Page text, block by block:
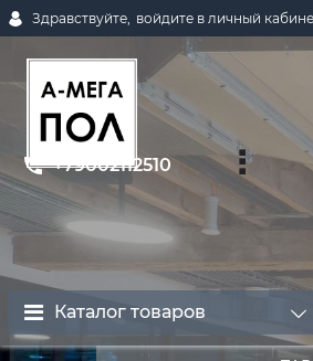
Здравствуйте, войдите в личный
+79002112510
Каталог товаров